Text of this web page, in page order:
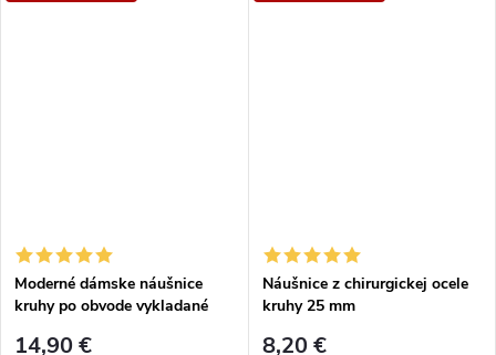
Moderné dámske náušnice
kruhy po obvode vykladané
oceľ, 40 mm
14,90 €
Náušnice z chirurgickej ocele
kruhy 25 mm
8,20 €